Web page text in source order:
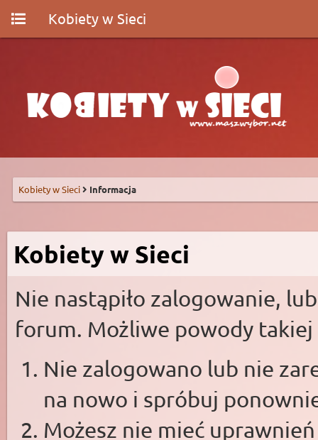
Kobiety w Sieci
Kobiety w Sieci Informacja
Kobiety w Sieci
Nie nastąpiło zalogowanie,
forum. Możliwe powody takiej
Nie zalogowano lub nie
na nowo i spróbuj
Możesz nie mieć